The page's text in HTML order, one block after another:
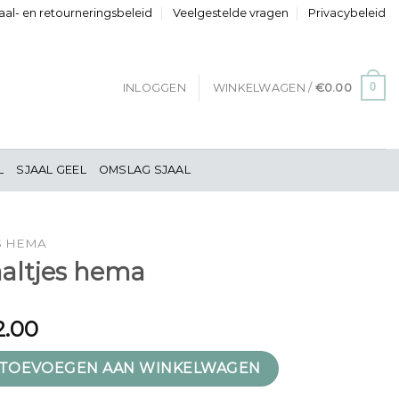
en retourneringsbeleid Veelgestelde vragen Privacybeleid
INLOGGEN WINKELWAGEN / €0.00 0
SJAAL GEEL OMSLAG SJAAL
HEMA
hema
aantal
TOEVOEGEN AAN WINKELWAGEN